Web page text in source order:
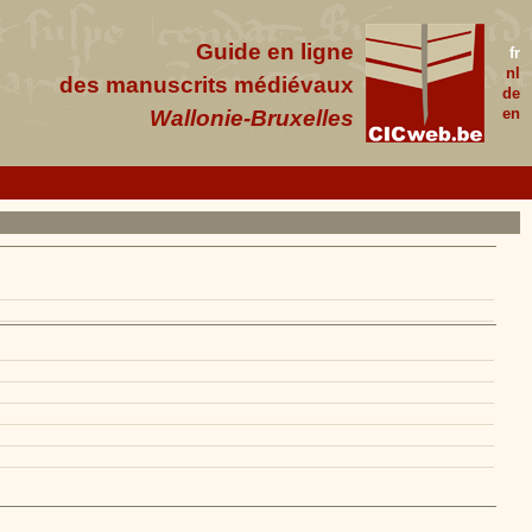
fr
nl
de
en
Guide en ligne
des manuscrits médiévaux
Wallonie-Bruxelles